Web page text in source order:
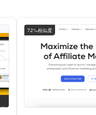
72%相似度